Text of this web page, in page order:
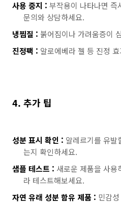
사용 중지 : 부작용이 나타나면 즉
문의와 상담하세요.
냉찜질 : 붉어짐이나 가려움증이
진정팩 : 알로에베라 젤 등 진정
4. 추가 팁
성분 표시 확인 : 알레르기를 유발
는지 확인하세요.
샘플 테스트 : 새로운 제품을 사용
라 테스트해보세요.
자연 유래 성분 함유 제품 : 민감